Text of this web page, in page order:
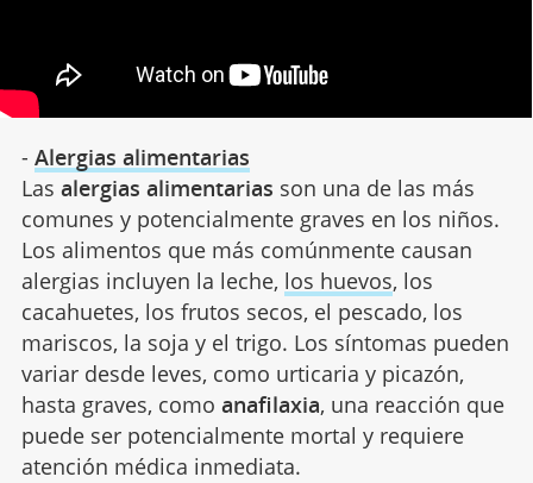
- Alergias alimentarias
Las alergias alimentarias son una de las más
comunes y potencialmente graves en los niños.
Los alimentos que más comúnmente causan
alergias incluyen la leche, los huevos, los
cacahuetes, los frutos secos, el pescado, los
mariscos, la soja y el trigo. Los síntomas pueden
variar desde leves, como urticaria y picazón,
hasta graves, como anafilaxia, una reacción que
puede ser potencialmente mortal y requiere
atención médica inmediata.